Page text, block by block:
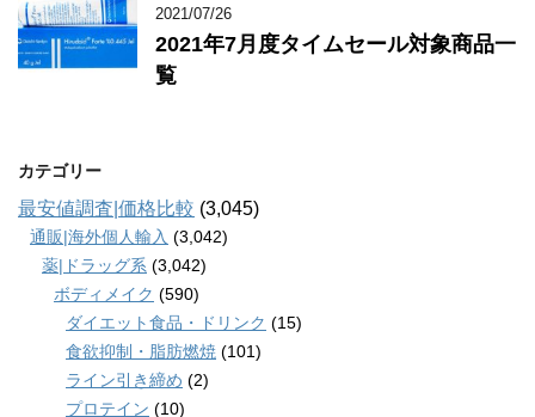
2021/07/26
2021年7月度タイムセール対象商品一
覧
カテゴリー
最安値調査|価格比較 (3,045)
通販|海外個人輸入 (3,042)
薬|ドラッグ系 (3,042)
ボディメイク (590)
ダイエット食品・ドリンク (15)
食欲抑制・脂肪燃焼 (101)
ライン引き締め (2)
プロテイン (10)